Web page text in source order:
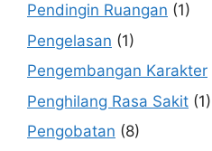
Pendingin Ruangan (1)
Pengelasan (1)
Pengembangan Karakter
Penghilang Rasa Sakit (1)
Pengobatan (8)